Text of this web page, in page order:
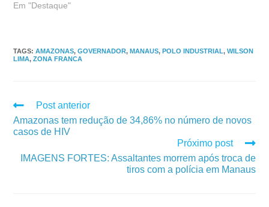
Em "Destaque"
TAGS:AMAZONAS, GOVERNADOR, MANAUS, POLO INDUSTRIAL, WILSON
LIMA, ZONA FRANCA
Post anterior
Amazonas tem redução de 34,86% no número de novos
casos de HIV
Próximo post
IMAGENS FORTES: Assaltantes morrem após troca de
tiros com a polícia em Manaus